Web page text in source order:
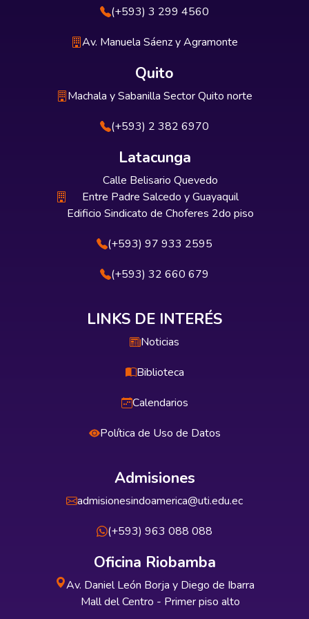
Ecuador, contravenía principios
Constitución, como la corresponsabilidad
así como también vulneraba el interés
superior del niño. El análisis realizado a esta
disposiciones redactadas en los numerales
estereotipos sobre las mujeres
promoviendo una forma de discriminación
contra los hombres, afectando el principio
de igualdad ante la ley.
(+593) 3 299 4560
Av. Manuela Sáenz y Agramonte
Quito
Machala y Sabanilla Sector Quito norte
(+593) 2 382 6970
Latacunga
Calle Belisario Quevedo
Entre Padre Salcedo y Guayaquil
Edificio Sindicato de Choferes 2do piso
(+593) 97 933 2595
(+593) 32 660 679
LINKS DE INTERÉS
Noticias
Biblioteca
Calendarios
Política de Uso de Datos
Admisiones
admisionesindoamerica@uti.edu.ec
(+593) 963 088 088
Oficina Riobamba
Av. Daniel León Borja y Diego de Ibarra
Mall del Centro - Primer piso alto